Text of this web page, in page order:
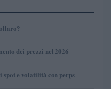
dei prezzi nel 2026
spot e volatilità con perps